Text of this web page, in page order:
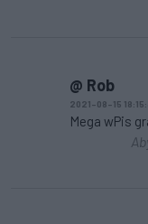
@ Rob
2021-08-15
Mega wPis